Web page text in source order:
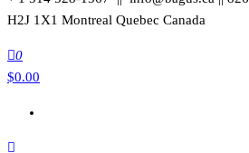
H2J 1X1 Montreal Quebec Canada
0
$0.00